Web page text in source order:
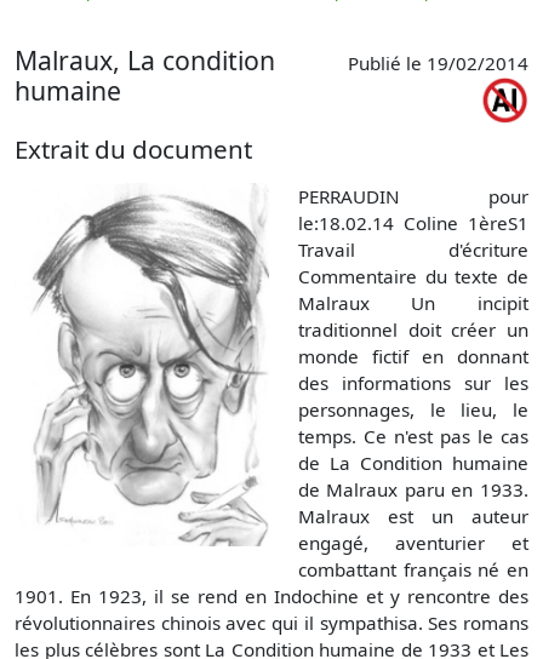
Malraux, La condition
humaine
Publié le 19/02/2014
Extrait du document
PERRAUDIN pour
le:18.02.14 Coline 1èreS1
Travail d'écriture
Commentaire du texte de
Malraux Un incipit
traditionnel doit créer un
monde fictif en donnant
des informations sur les
personnages, le lieu, le
temps. Ce n'est pas le cas
de La Condition humaine
de Malraux paru en 1933.
Malraux est un auteur
engagé, aventurier et
combattant français né en
1901. En 1923, il se rend en Indochine et y rencontre des
révolutionnaires chinois avec qui il sympathisa. Ses romans
les plus célèbres sont La Condition humaine de 1933 et Les